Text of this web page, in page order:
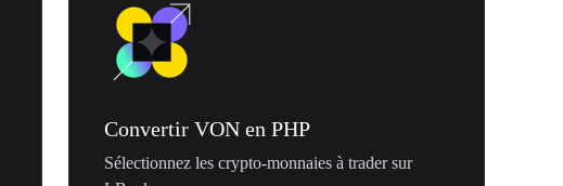
Convertir VON en PHP
Sélectionnez les crypto-monnaies à trader sur